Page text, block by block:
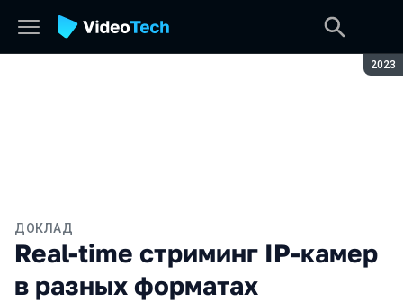
2023
ДОКЛАД
Real-time стриминг IP-камер
в разных форматах